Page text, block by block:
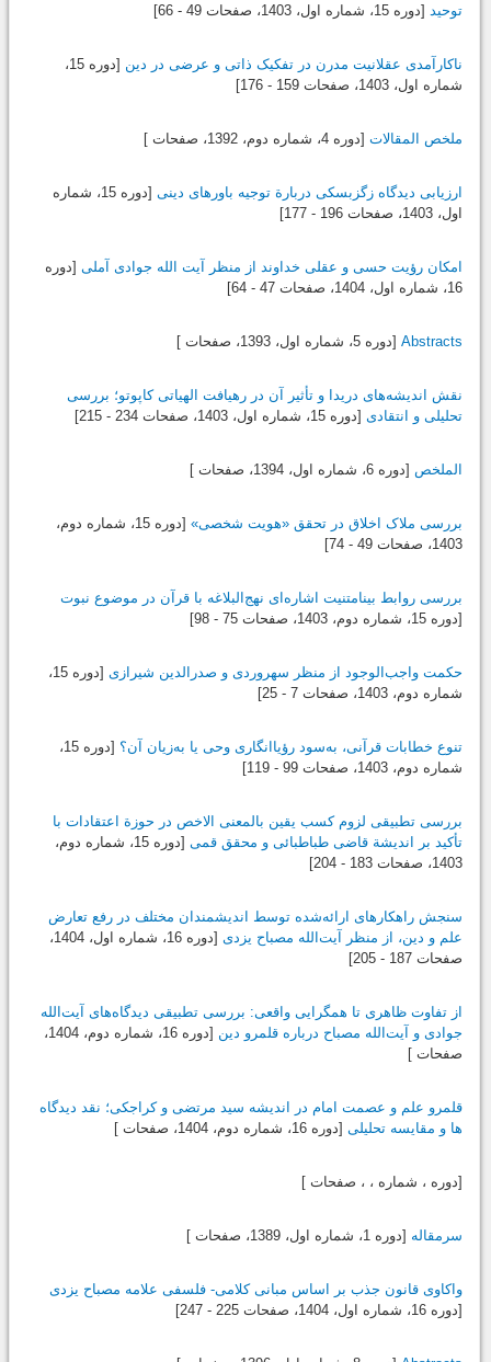
توحید [دوره 15، شماره اول، 1403، صفحات 49 - 66]
ناکارآمدی عقلانیت مدرن در تفکیک ذاتی و عرضی در دین
[دوره 15،
شماره اول، 1403، صفحات 159 - 176]
ملخص المقالات [دوره 4، شماره دوم، 1392، صفحات ]
ارزیابی دیدگاه زگزبسکی دربارة توجیه باورهای دینی
[دوره 15، شماره
اول، 1403، صفحات 196 - 177]
امکان رؤیت حسی و عقلی خداوند از منظر آیت الله جوادی آملی [دوره
16، شماره اول،
1404، صفحات 47 - 64]
Abstracts [دوره 5، شماره اول، 1393، صفحات ]
نقش اندیشه‌های دریدا و تأثیر آن در رهیافت الهیاتی کاپوتو؛ بررسی
تحلیلی و انتقادی [دوره 15، شماره اول، 1403، صفحات 234 - 215]
الملخص [دوره 6، شماره اول، 1394، صفحات ]
بررسی ملاک اخلاق در تحقق «هویت شخصی» [دوره 15، شماره دوم،
1403، صفحات 49 - 74]
بررسی روابط بینامتنیت اشاره‌ای نهج‌البلاغه با قرآن در موضوع نبوت
[دوره 15، شماره دوم،
1403، صفحات 75 - 98]
حکمت واجب‌الوجود از منظر سهروردی و صدرالدین شیرازی
[دوره 15،
شماره دوم، 1403، صفحات 7 - 25]
تنوع خطابات قرآنی، به‌سود رؤیاانگاری وحی یا به‌زیان آن؟
[دوره 15،
شماره دوم، 1403، صفحات 99 - 119]
بررسی تطبیقی لزوم کسب یقین بالمعنی الاخص در حوزة اعتقادات با
تأکید بر اندیشة قاضی ‌طباطبائی و محقق قمی [دوره 15، شماره دوم،
1403، صفحات 183 - 204]
سنجش راهکارهای ارائه‌شده توسط اندیشمندان مختلف در رفع تعارض
علم و دین، از منظر آیت‌الله مصباح یزدی [دوره 16، شماره اول، 1404،
صفحات 187 - 205]
از تفاوت ظاهری تا همگرایی واقعی: بررسی تطبیقی دیدگاه‌های آیت‌الله
جوادی و آیت‌الله مصباح درباره قلمرو دین [دوره 16، شماره دوم، 1404،
صفحات ]
قلمرو علم و عصمت امام در اندیشه سید مرتضی و کراجکی؛ نقد دیدگاه
ها و مقایسه تحلیلی [دوره 16، شماره دوم، 1404، صفحات ]
[دوره ، شماره ، ، صفحات ]
سرمقاله [دوره 1، شماره اول، 1389، صفحات ]
واکاوی قانون جذب بر اساس مبانی کلامی- فلسفی علامه مصباح یزدی
[دوره 16، شماره اول،
1404، صفحات 225 - 247]